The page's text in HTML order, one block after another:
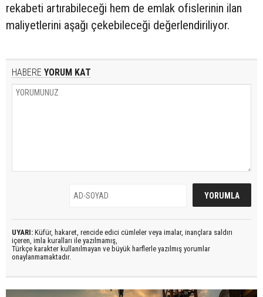
rekabeti artırabileceği hem de emlak ofislerinin ilan
maliyetlerini aşağı çekebileceği değerlendiriliyor.
HABERE YORUM KAT
UYARI: Küfür, hakaret, rencide edici cümleler veya imalar, inançlara saldırı
içeren, imla kuralları ile yazılmamış,
Türkçe karakter kullanılmayan ve büyük harflerle yazılmış yorumlar
onaylanmamaktadır.